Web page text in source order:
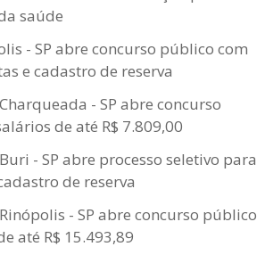
saúde
- SP abre concurso público com
e cadastro de reserva
- SP abre concurso
de até R$ 7.809,00
- SP abre processo seletivo para
de reserva
- SP abre concurso público
até R$ 15.493,89